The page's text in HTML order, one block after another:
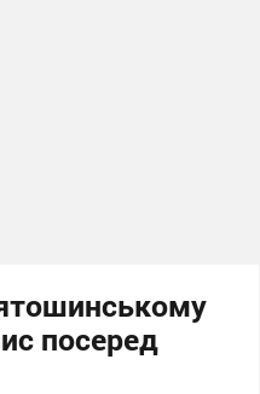
посеред